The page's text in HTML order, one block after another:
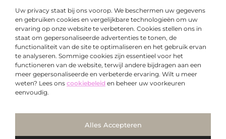
Uw privacy staat bij ons voorop. We beschermen uw gegevens
en gebruiken cookies en vergelijkbare technologieën om uw
ervaring op onze website te verbeteren. Cookies stellen ons in
staat om gepersonaliseerde advertenties te tonen, de
functionaliteit van de site te optimaliseren en het gebruik ervan
te analyseren. Sommige cookies zijn essentieel voor het
functioneren van de website, terwijl andere bijdragen aan een
meer gepersonaliseerde en verbeterde ervaring. Wilt u meer
weten? Lees ons cookiebeleid en beheer uw voorkeuren
eenvoudig.
Alles Accepteren
Over
Bedrijf
“Ontdek een wereld van boeiende blogs en artikelen die
je zowel inspireren als informeren.”
Bij Exclusiefbedrijf.nl draait alles om het leveren van
kwalitatieve inzichten en verhalen die jouw dagelijks leven
verrijken en je uitdagen om verder te denken.